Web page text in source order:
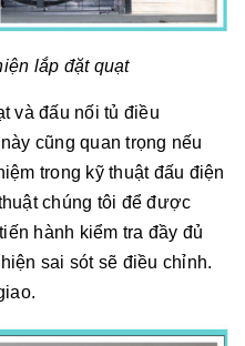
lắp đặt quạt
và đấu nối tủ điều
cũng quan trọng nếu
trong kỹ thuật đấu điện
chúng tôi để được
hành kiểm tra đầy đủ
sai sót sẽ điều chỉnh.